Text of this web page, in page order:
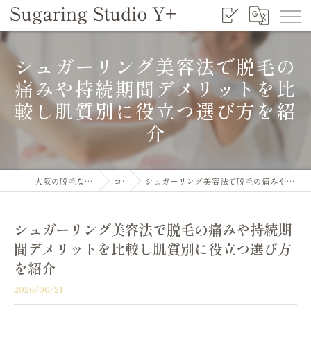
シュガーリング美容法で脱毛の
痛みや持続期間デメリットを比
較し肌質別に役立つ選び方を紹
介
大阪の脱毛ならSugaring Studio Y+ コラム シュガーリング美容法で脱毛の痛みや持続期間デメリットを比較し肌質別に役立つ選び方を紹介
シュガーリング美容法で脱毛の痛みや持続期
間デメリットを比較し肌質別に役立つ選び方
を紹介
2026/06/21